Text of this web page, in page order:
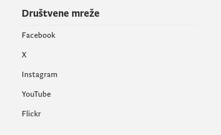
Društvene mreže
Facebook
X
Instagram
YouTube
Flickr